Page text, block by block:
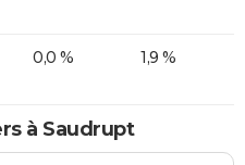
0,0 % 1,9 %
à Saudrupt